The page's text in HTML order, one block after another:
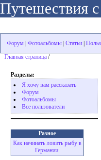
Путешествия
Форум Фотоальбомы Статьи
Главная страница /
Разделы:
Я хочу вам рассказать
Форум
Фотоальбомы
Все пользователи
Разное
Как начинать ловить рыбу в
Германии.